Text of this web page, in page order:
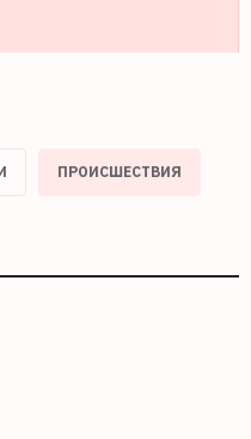
ПРОИСШЕСТВИЯ